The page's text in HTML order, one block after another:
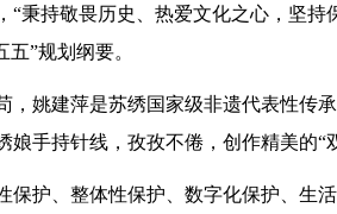
“秉持敬畏历史、热爱文化之心，坚
”规划纲要。
，姚建萍是苏绣国家级非遗代表性传
娘手持针线，孜孜不倦，创作精美的“
保护、整体性保护、数字化保护、